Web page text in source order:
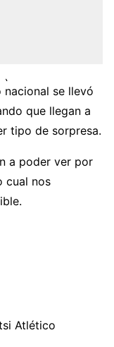
nacional se llevó
que llegan a
tipo de sorpresa.
a poder ver por
cual nos
Atlético